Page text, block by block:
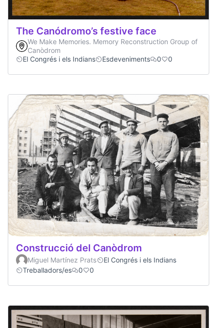
The Canódromo’s festive face
We Make Memories. Memory Reconstruction Group of
Canòdrom
El Congrés i els Indians
Esdeveniments 0 0
Construcció del Canòdrom
Miguel Martínez Prats
El Congrés i els Indians
Treballadors/es
0 0